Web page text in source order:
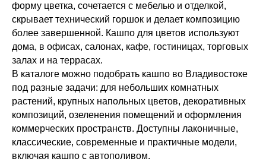
форму цветка, сочетается с мебелью и отделкой,
скрывает технический горшок и делает композицию
более завершенной. Кашпо для цветов используют
дома, в офисах, салонах, кафе, гостиницах, торговых
залах и на террасах.
В каталоге можно подобрать кашпо во Владивостоке
под разные задачи: для небольших комнатных
растений, крупных напольных цветов, декоративных
композиций, озеленения помещений и оформления
коммерческих пространств. Доступны лаконичные,
классические, современные и практичные модели,
включая кашпо с автополивом.